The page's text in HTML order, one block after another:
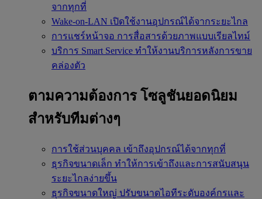
จากทุกที่
Wake-on-LAN เปิดใช้งานอุปกรณ์ได้จากระยะไกล
การแชร์หน้าจอ การสื่อสารด้วยภาพแบบเรียลไทม์
บริการ Smart Service ทำให้งานบริการหลังการขาย
คล่องตัว
ตามความต้องการ โซลูชันยอดนิยม
สำหรับทีมต่างๆ
การใช้ส่วนบุคคล เข้าถึงอุปกรณ์ได้จากทุกที่
ธุรกิจขนาดเล็ก ทำให้การเข้าถึงและการสนับสนุน
ระยะไกลง่ายขึ้น
ธุรกิจขนาดใหญ่ ปรับขนาดไอทีระดับองค์กรและ